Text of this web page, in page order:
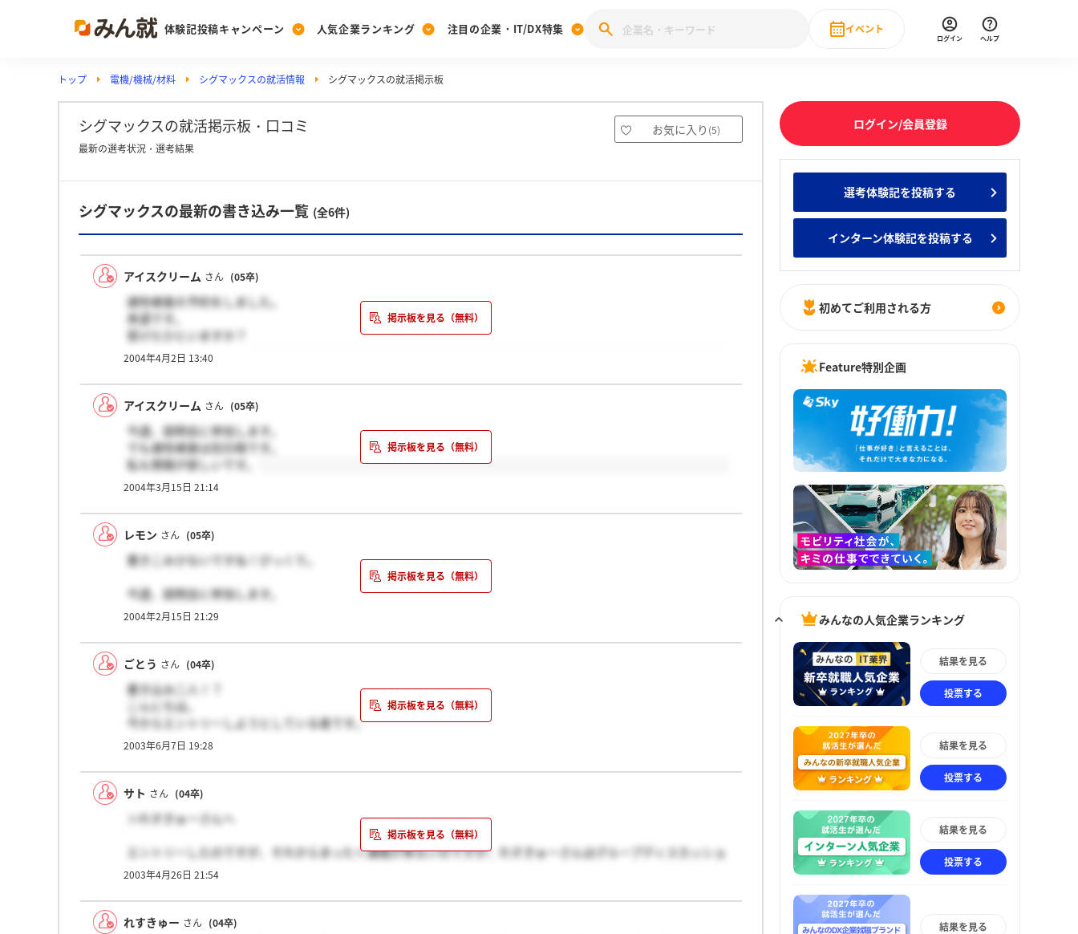
体験記投稿キャンペーン
Post
投稿する
[27卒] 本選考体験記投稿キャンペーン
人気企業ランキング
Ranking
ランキングを見る
Vote
投票する
みんなの新卒就職人気企業ランキング みんなのインターン人気企業ランキ
注目の企業・IT/DX特集
PickUp
注目の企業特集
28卒 IT・DX現場社員インタビュー
動画で知ろう！業界・企業研究
イベント
直近のイベント一覧
ログイン ヘルプ
トップ 電機/機械/材料 シグマックスの就活情報 シグマックスの就活掲示板
シグマックスの就活掲示板・口コミ お気に入り (5)
最新の選考状況・選考結果
シグマックスの最新の書き込み一覧 (全6件)
アイスクリーム さん (05卒)
適性検査の予約をしました。
来週です。
受けたひといますか？
感触を聞きたいです。
2004年4月2日 13:40
アイスクリーム さん (05卒)
今週、説明会に参加します。
でも適性検査は別日程です。
私も情報が欲しいです。
2004年3月15日 21:14
レモン さん (05卒)
書きこみ少ないですね！びっくり。
今週、説明会に参加します。
どなたか、説明会行かれた方いらっしゃいませんか？
よく分からなくて困ってるんですが…
受けなくても次の選考に行けるってことでしょうか？
だったらなぜ実施するんだろう…と思いながら。
2004年2月15日 21:29
ごとう さん (04卒)
書き込み二人！？
こんにちは。
今からエントリーしようとしている者です。
どんなことでも有難いです！
2003年6月7日 19:28
サト さん (04卒)
＞れすきゅーさんへ
エントリーしたのですが、それからまったく連絡が来ないのですが、れすきゅーさんはグループディスカッショ
ンをもう行ったのですか！？どのようにしたら選考に入れるのですか？
2003年4月26日 21:54
れすきゅー さん (04卒)
ログイン/会員登録
選考体験記を投稿する
インターン体験記を投稿する
初めてご利用される方
Feature特別企画
みんなの人気企業ランキング
結果を見る
投票する
結果を見る
投票する
結果を見る
投票する
結果を見る